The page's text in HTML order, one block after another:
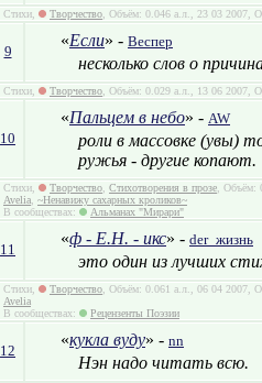
Стихи, Творчество , Объём: 0.046 а.л., 23 03 2007,
9
«Если» - Веспер
несколько слов о
Стихи, Творчество , Объём: 0.029 а.л., 13 06 2007,
10
«Пальцем в небо» - AW
роли в массовке (увы)
ружья - другие копают.
Стихи, Творчество Стихотворения в прозе , Объём:
Avelia ~Ненавижу сахарных кроликов~
В сообществах:
Альманах "Мирари"
11
«ф - Е.Н. - икс» - der_жизнь
это один из лучших
Стихи, Творчество , Объём: 0.061 а.л., 06 04 2007,
Avelia
В сообществах:
Рецензенты Поэзии
12
«кукла вуду» - nn
Нэн надо читать всю.